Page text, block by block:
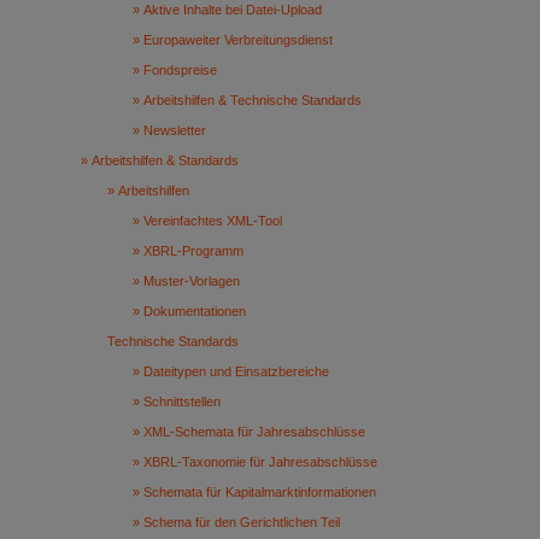
Aktive Inhalte bei Datei-Upload
Europaweiter Verbreitungsdienst
Fondspreise
Arbeitshilfen & Technische Standards
Newsletter
Arbeitshilfen & Standards
Arbeitshilfen
Vereinfachtes XML-Tool
XBRL-Programm
Muster-Vorlagen
Dokumentationen
Technische Standards
Dateitypen und Einsatzbereiche
Schnittstellen
XML-Schemata für Jahresabschlüsse
XBRL-Taxonomie für Jahresabschlüsse
Schemata für Kapitalmarktinformationen
Schema für den Gerichtlichen Teil